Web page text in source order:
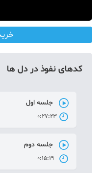
همایش و نمایشگاه
کدهای نفوذ در دل ها
جلسه اول
0:27:23
جلسه دوم
0:15:19